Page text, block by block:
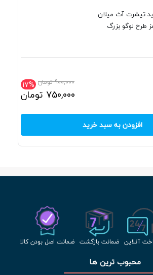
تیشرت آث میلان
طرح لوگو بزرگ
17% 900,000تومان
750,000 تومان
افزودن به سبد خرید
آنلاین ضمانت بازگشت ضمانت اصل بودن کالا
محبوب ترین ها